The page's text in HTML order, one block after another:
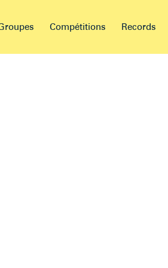
Compétitions Records